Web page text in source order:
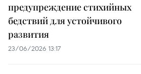
предупреждение стихийных
бедствий для устойчивого
развития
23/06/2026 13:17